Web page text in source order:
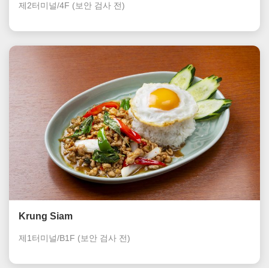
제2터미널/4F (보안 검사 전)
Krung Siam
제1터미널/B1F (보안 검사 전)